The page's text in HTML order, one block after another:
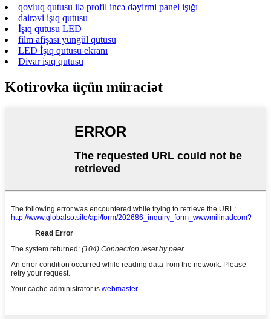
qovluq qutusu ilə profil incə dəyirmi panel işığı
dairəvi işıq qutusu
İşıq qutusu LED
film afişası yüngül qutusu
LED İşıq qutusu ekranı
Divar işıq qutusu
Kotirovka üçün müraciət